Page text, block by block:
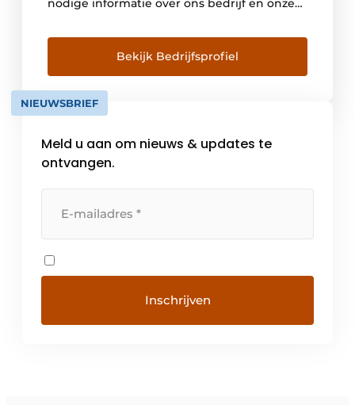
nodige informatie over ons bedrijf en onze
productgamma surfen. Wenst u te bestellen
dan dient u in het bezit te zijn van een
gebruikers login (enkel voor vaklui). Hebt u
reeds een login of […]
Bekijk Bedrijfsprofiel
NIEUWSBRIEF
Meld u aan om nieuws & updates te
ontvangen.